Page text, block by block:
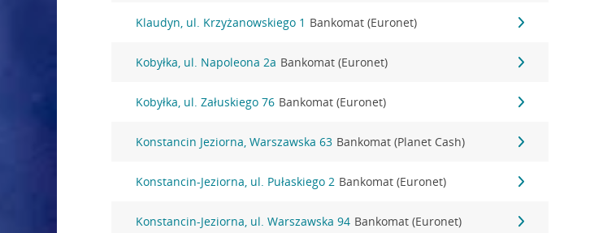
Klaudyn, ul. Krzyżanowskiego 1 Bankomat (Euronet)
Kobyłka, ul. Napoleona 2a Bankomat (Euronet)
Kobyłka, ul. Załuskiego 76 Bankomat (Euronet)
Konstancin Jeziorna, Warszawska 63 Bankomat (Planet Cash)
Konstancin-Jeziorna, ul. Pułaskiego 2 Bankomat (Euronet)
Konstancin-Jeziorna, ul. Warszawska 94 Bankomat (Euronet)